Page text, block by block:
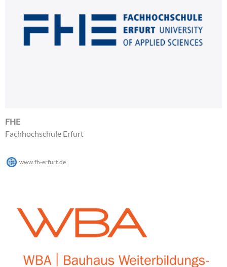
FHE
Fachhochschule Erfurt
www.fh-erfurt.de